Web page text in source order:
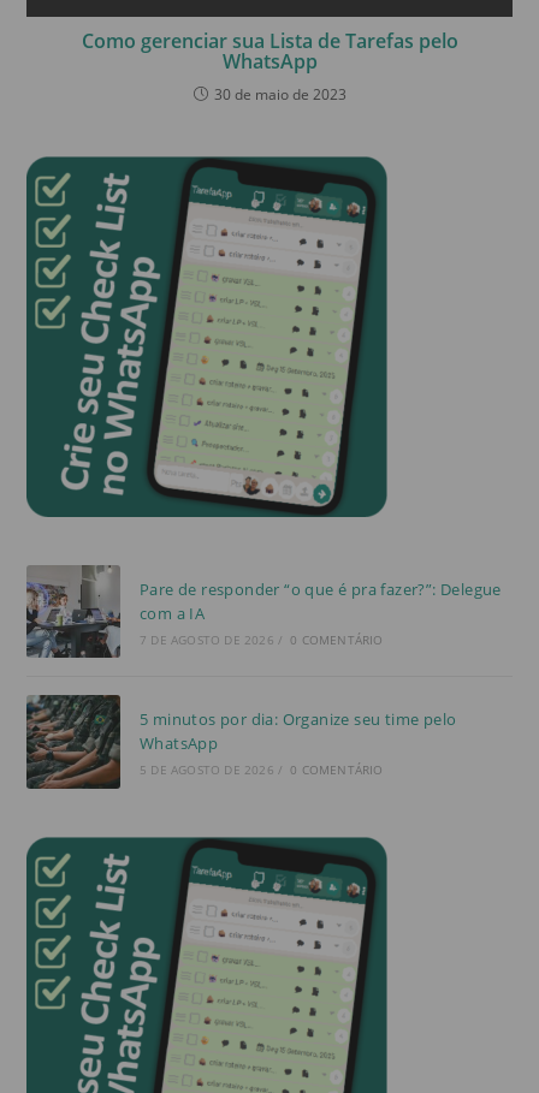
Como gerenciar sua Lista de Tarefas pelo
WhatsApp
30 de maio de 2023
Pare de responder “o que é pra fazer?”: Delegue
com a IA
7 DE AGOSTO DE 2026 / 0 COMENTÁRIO
5 minutos por dia: Organize seu time pelo
WhatsApp
5 DE AGOSTO DE 2026 / 0 COMENTÁRIO